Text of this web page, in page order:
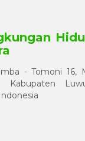
- Tomoni 16,
Kabupaten